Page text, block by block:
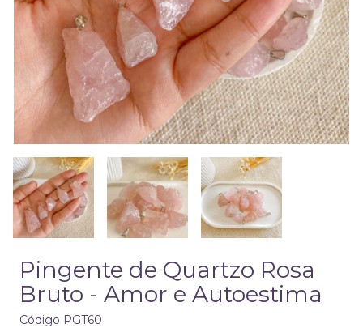
Pingente de Quartzo Rosa
Bruto - Amor e Autoestima
Código PGT60